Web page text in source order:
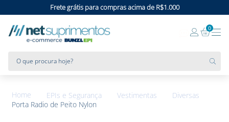
Frete grátis para compras acima de R$1.000
0
EPIs e Segurança Vestimentas
Diversas
Porta Radio de Peito Nylon